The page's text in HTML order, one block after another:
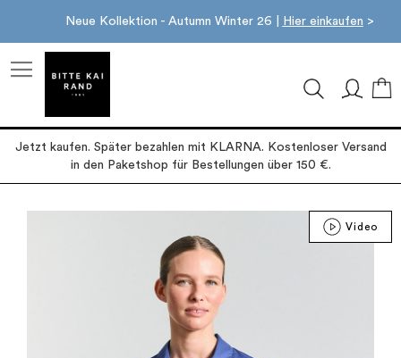
Neue Kollektion - Autumn Winter 26 | Hier einkaufen >
Jetzt kaufen. Später bezahlen mit KLARNA. Kostenloser Versand
in den Paketshop für Bestellungen über 150 €.
Video